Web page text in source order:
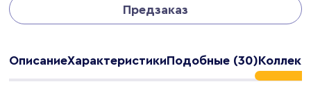
Предзаказ
ОписаниеХарактеристикиПодобные (30)